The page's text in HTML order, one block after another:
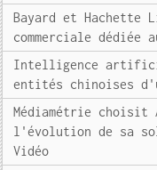
Bayard et Hachette
commerciale dédiée
Intelligence
entités chinoises
Médiamétrie choisit
l'évolution de sa
Vidéo